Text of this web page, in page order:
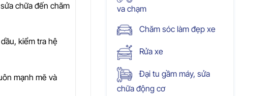
chữa đến chăm
kiểm tra hệ
mạnh mẽ và
va chạm
Chăm sóc làm đẹp xe
Rửa xe
Đại tu gầm máy, sửa
chữa động cơ